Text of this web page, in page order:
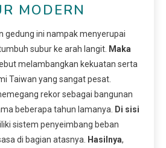
MODERN
gedung ini nampak menyerupai
subur ke arah langit. Maka
melambangkan kekuatan serta
Taiwan yang sangat pesat.
rekor sebagai bangunan
beberapa tahun lamanya.
Di sisi
sistem penyeimbang beban
di bagian atasnya.
Hasilnya,